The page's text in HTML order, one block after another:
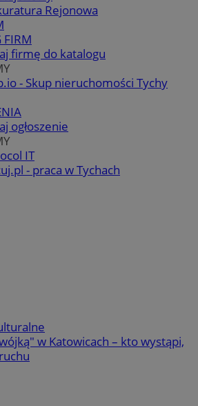
Rejonowa
FIRM
firmę do katalogu
- Skup nieruchomości Tychy
ogłoszenie
IT
- praca w Tychach
w Katowicach – kto wystąpi,